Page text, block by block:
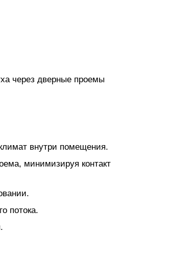
через дверные проемы
внутри помещения.
минимизируя контакт
потока.